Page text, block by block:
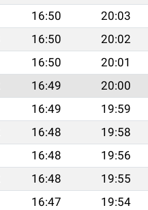
16:50 20:03
16:50 20:02
16:50 20:01
16:49 20:00
16:49 19:59
16:48 19:58
16:48 19:56
16:48 19:55
16:47 19:54